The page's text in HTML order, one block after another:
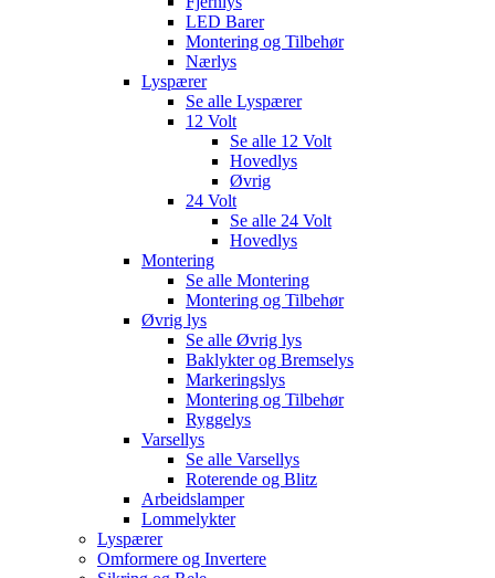
LED Barer
Montering og Tilbehør
Nærlys
Lyspærer
Se alle Lyspærer
12 Volt
Se alle 12 Volt
Hovedlys
Øvrig
24 Volt
Se alle 24 Volt
Hovedlys
Montering
Se alle Montering
Montering og Tilbehør
Øvrig lys
Se alle Øvrig lys
Baklykter og Bremselys
Markeringslys
Montering og Tilbehør
Ryggelys
Varsellys
Se alle Varsellys
Roterende og Blitz
Arbeidslamper
Lommelykter
Lyspærer
Omformere og Invertere